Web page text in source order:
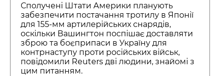
Сполучені Штати Америки планують
забезпечити постачання тротилу в Японії
для 155-мм артилерійських снарядів,
оскільки Вашингтон поспішає доставляти
зброю та боєприпаси в Україну для
контрнаступу проти російських військ,
повідомили Reuters дві людини, знайомі з
цим питанням.